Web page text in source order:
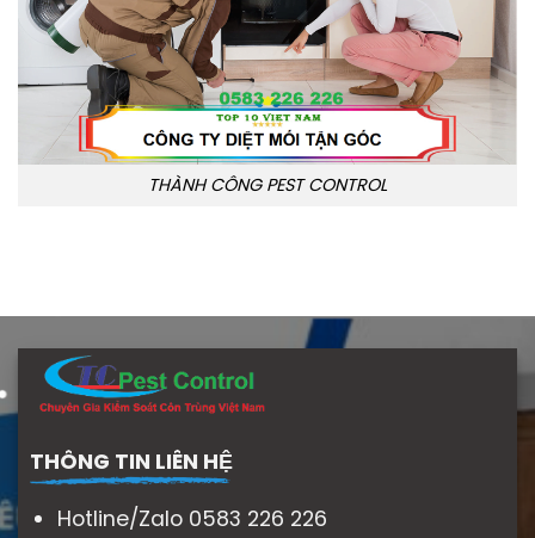
THÀNH CÔNG PEST CONTROL
THÔNG TIN LIÊN HỆ
Hotline/Zalo 0583 226 226